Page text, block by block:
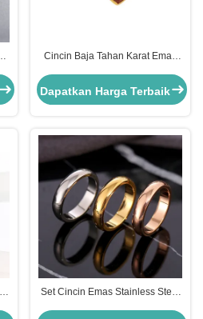
Cincin Baja Tahan Karat Emas
Dapatkan Harga Terbaik
Set Cincin Emas Stainless Steel